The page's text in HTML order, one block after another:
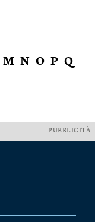
M N O P Q
PUBBLICITÀ